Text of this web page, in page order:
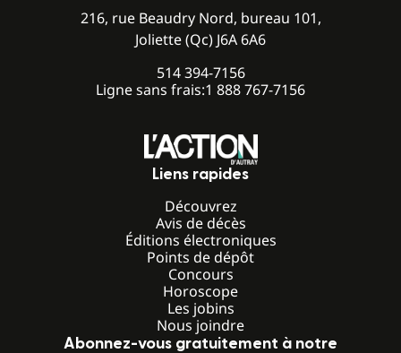
216, rue Beaudry Nord, bureau 101,
Joliette (Qc) J6A 6A6
514 394-7156
Ligne sans frais:1 888 767-7156
Liens rapides
Découvrez
Avis de décès
Éditions électroniques
Points de dépôt
Concours
Horoscope
Les jobins
Nous joindre
Abonnez-vous gratuitement à notre